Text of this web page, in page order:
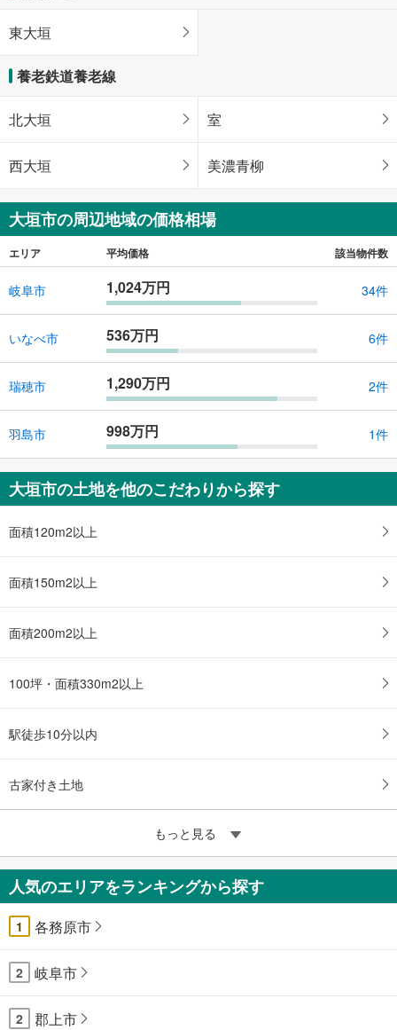
東大垣
養老鉄道養老線
北大垣 室
西大垣 美濃青柳
大垣市の周辺地域の価格相場
エリア 平均価格 該当物件数
岐阜市 1,024万円 34件
いなべ市 536万円 6件
瑞穂市 1,290万円 2件
羽島市 998万円 1件
大垣市の土地を他のこだわりから探す
面積120m2以上
面積150m2以上
面積200m2以上
100坪・面積330m2以上
駅徒歩10分以内
古家付き土地
もっと見る
人気のエリアをランキングから探す
1 各務原市
2 岐阜市
2 郡上市